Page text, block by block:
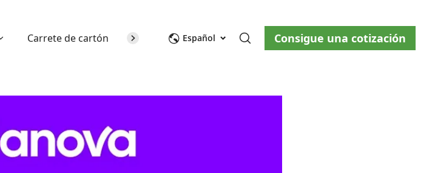
Carrete de cartón Sobre nosotros Blog Contáctenos
Español Consigue una cotización